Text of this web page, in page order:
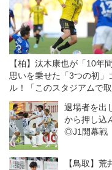
【柏】汰木康也が「10年
思いを乗せた「3つの初」
ル！「このスタジアムで取
ことは特別です」
退場者を出
から押し込
◎J1開幕戦
【鳥取】